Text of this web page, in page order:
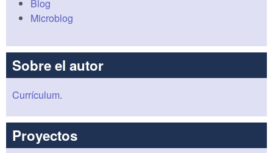
Blog
Microblog
Sobre el autor
Currículum.
Proyectos